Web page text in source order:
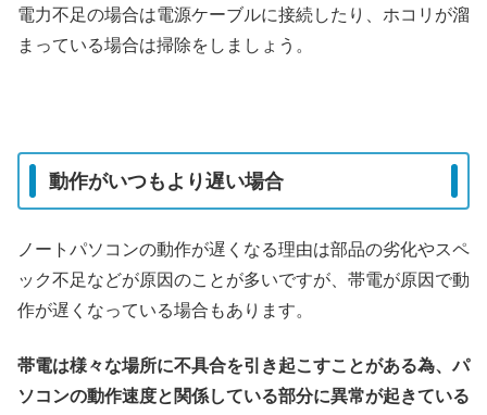
電力不足の場合は電源ケーブルに接続したり、ホコリが溜
まっている場合は掃除をしましょう。
動作がいつもより遅い場合
ノートパソコンの動作が遅くなる理由は部品の劣化やスペ
ック不足などが原因のことが多いですが、帯電が原因で動
作が遅くなっている場合もあります。
帯電は様々な場所に不具合を引き起こすことがある為、パ
ソコンの動作速度と関係している部分に異常が起きている